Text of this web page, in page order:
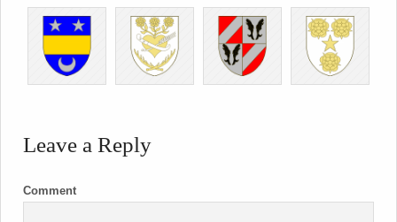
Leave a Reply
Comment